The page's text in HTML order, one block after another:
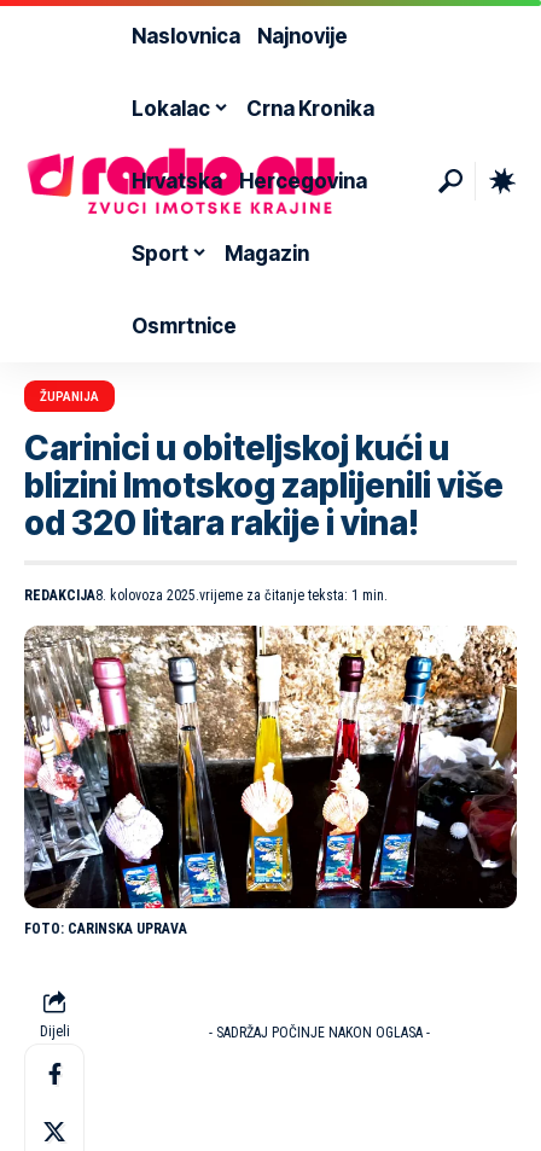
Naslovnica Najnovije
Lokalac Crna Kronika
Hrvatska Hercegovina
Sport Magazin
Osmrtnice
ŽUPANIJA
Carinici u obiteljskoj kući u
blizini Imotskog zaplijenili više
od 320 litara rakije i vina!
REDAKCIJA8. kolovoza 2025.vrijeme za čitanje teksta: 1 min.
CARINSKA UPRAVA
Dijeli - SADRŽAJ POČINJE NAKON OGLASA -